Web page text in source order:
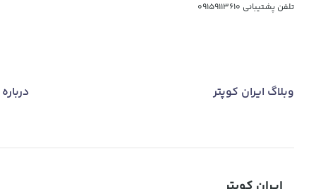
تلفن پشتیبانی 09159113610
وبلاگ ایران کوپتر